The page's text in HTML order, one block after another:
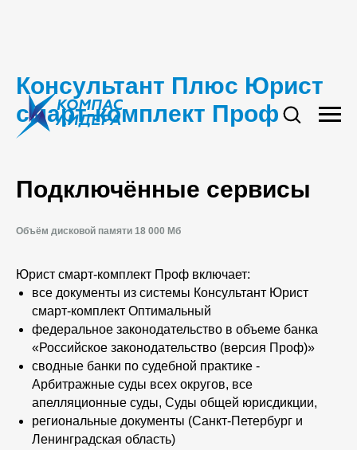
Консультант Плюс Юрист
смарт-комплект Проф
Подключённые сервисы
Объём дисковой памяти 18 000 Мб
Юрист смарт-комплект Проф включает:
все документы из системы Консультант Юрист
смарт-комплект Оптимальный
федеральное законодательство в объеме банка
«Российское законодательство (версия Проф)»
сводные банки по судебной практике -
Арбитражные суды всех округов, все
апелляционные суды, Суды общей юрисдикции,
региональные документы (Санкт-Петербург и
Ленинградская область)